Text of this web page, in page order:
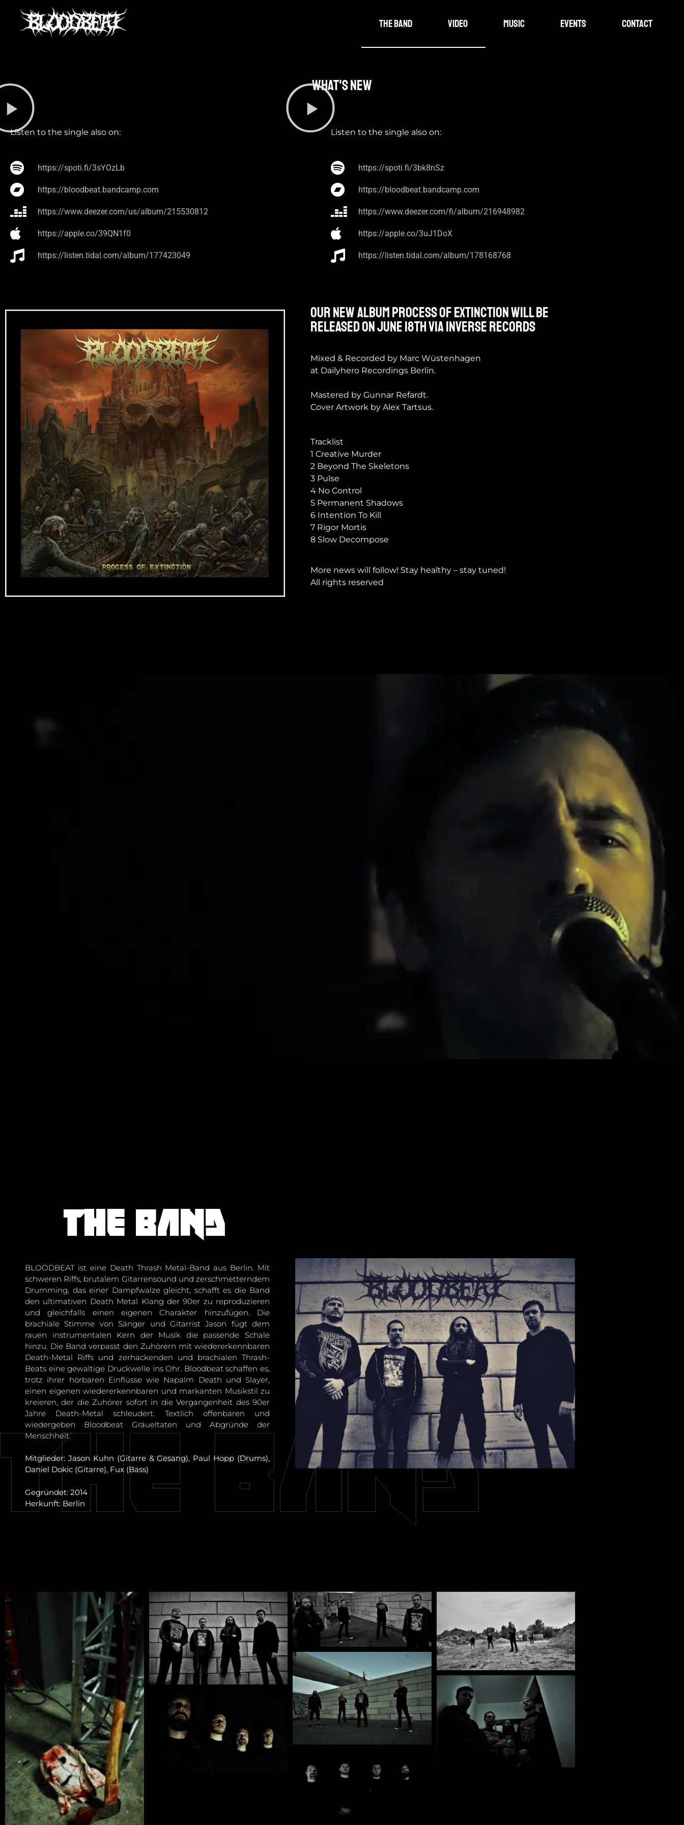
The band Video Music Events Contact
What's new​
Listen to the single also on:
https://spoti.fi/3sYOzLb
https://bloodbeat.bandcamp.com
https://www.deezer.com/us/album/215530812
https://apple.co/39QN1f0
https://listen.tidal.com/album/177423049
Listen to the single also on:
https://spoti.fi/3bk8nSz
https://bloodbeat.bandcamp.com
https://www.deezer.com/fi/album/216948982
https://apple.co/3uJ1DoX
https://listen.tidal.com/album/178168768
Our new album PROCESS OF EXTINCTION will be
released on June 18th via Inverse Records
Mixed & Recorded by Marc Wüstenhagen
at Dailyhero Recordings Berlin.
Mastered by Gunnar Refardt.
Cover Artwork by Alex Tartsus.
Tracklist
1 Creative Murder
2 Beyond The Skeletons
3 Pulse
4 No Control
5 Permanent Shadows
6 Intention To Kill
7 Rigor Mortis
8 Slow Decompose
More news will follow! Stay healthy – stay tuned!
All rights reserved
The band
BLOODBEAT ist eine Death Thrash Metal-Band aus Berlin. Mit
schweren Riffs, brutalem Gitarrensound und zerschmetterndem
Drumming, das einer Dampfwalze gleicht, schafft es die Band
den ultimativen Death Metal Klang der 90er zu reproduzieren
und gleichfalls einen eigenen Charakter hinzufügen. Die
brachiale Stimme von Sänger und Gitarrist Jason fügt dem
rauen instrumentalen Kern der Musik die passende Schale
hinzu. Die Band verpasst den Zuhörern mit wiedererkennbaren
Death-Metal Riffs und zerhackenden und brachialen Thrash-
Beats eine gewaltige Druckwelle ins Ohr. Bloodbeat schaffen es,
trotz ihrer hörbaren Einflüsse wie Napalm Death und Slayer,
einen eigenen wiedererkennbaren und markanten Musikstil zu
kreieren, der die Zuhörer sofort in die Vergangenheit des 90er
Jahre Death-Metal schleudert. Textlich offenbaren und
wiedergeben Bloodbeat Gräueltaten und Abgründe der
Menschheit.
Mitglieder: Jason Kuhn (Gitarre & Gesang), Paul Hopp (Drums),
Daniel Dokic (Gitarre), Fux (Bass)
Gegründet: 2014
Herkunft: Berlin